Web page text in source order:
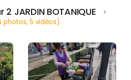
2 JARDIN BOTANIQUE
>
5 vidéos)